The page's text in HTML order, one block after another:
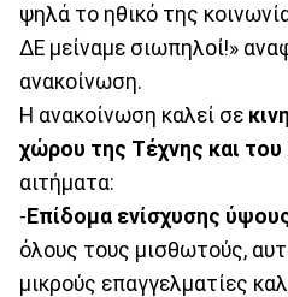
ψηλά το ηθικό της
ΔΕ μείναμε σιωπηλοί!»
ανακοίνωση.
Η ανακοίνωση καλεί σε
χώρου της Τέχνης και
αιτήματα:
-Επίδομα ενίσχυσης
όλους τους μισθωτούς,
μικρούς επαγγελματίες